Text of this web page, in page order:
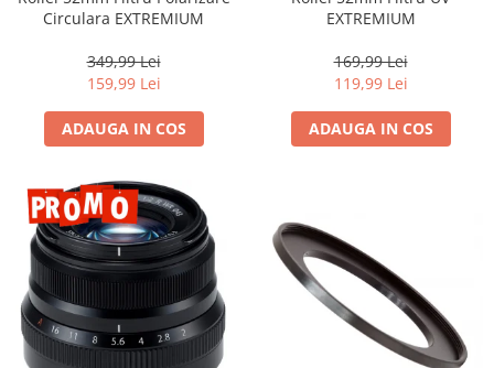
Vizor
Accesorii diverse
Circulara EXTREMIUM
349,99 Lei
159,99 Lei
ADAUGA IN COS
EXTREMIUM
169,99 Lei
119,99 Lei
ADAUGA IN COS